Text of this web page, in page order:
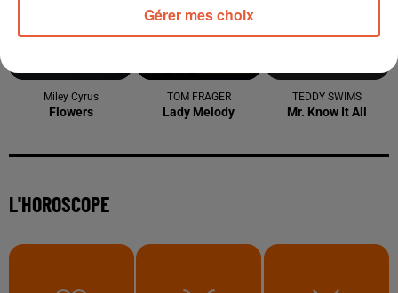
Miley Cyrus
Flowers
TOM FRAGER
Lady Melody
TEDDY SWIMS
Mr. Know It All
L'HOROSCOPE
Gérer mes choix